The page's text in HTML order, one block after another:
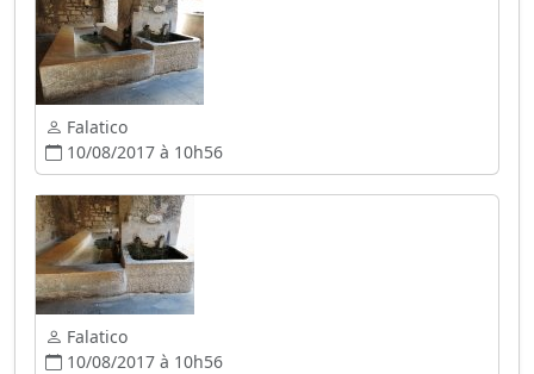
Falatico
10/08/2017 à 10h56
Falatico
10/08/2017 à 10h56